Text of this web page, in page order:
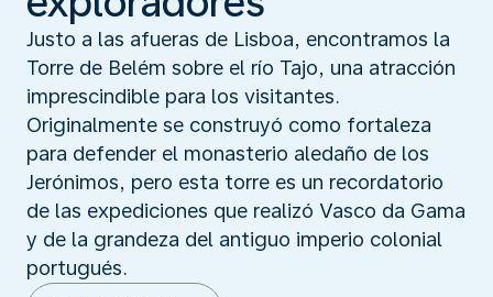
Justo a las afueras de Lisboa, encontramos la
Torre de Belém sobre el río Tajo, una atracción
imprescindible para los visitantes.
Originalmente se construyó como fortaleza
para defender el monasterio aledaño de los
Jerónimos, pero esta torre es un recordatorio
de las expediciones que realizó Vasco da Gama
y de la grandeza del antiguo imperio colonial
portugués.